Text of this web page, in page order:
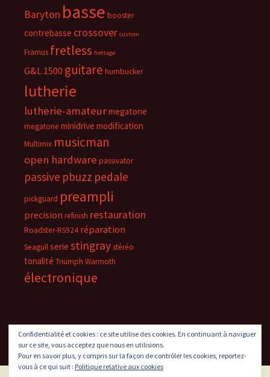
Baryton basse booster
contrebasse crossover custom
Framus fretless frettage
G&L 1500 guitare humbucker
lutherie
lutherie-amateurmegatone
megatone minidrive modification
Multimix musicman
open hardware passivator
passive pbuzz pedale
pickguard preampli
precision refinish restauration
Roadster-RS924 réparation
Seagullserie stingraystéréo
tonalité Triumph Warmoth
électronique
Confidentialité et cookies : ce site utilise des cookies. En continuant à naviguer
sur ce site, vous acceptez que nous en utilisions.
Pour en savoir plus, y compris sur la façon de contrôler les cookies, reportez-
vous à ce qui suit : Politique relative aux cookies